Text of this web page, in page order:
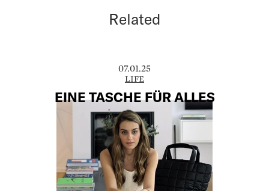
Related
07.01.25
LIFE
EINE TASCHE FÜR ALLES